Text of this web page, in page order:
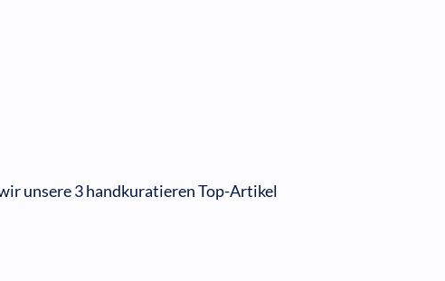
unsere 3 handkuratieren Top-Artikel